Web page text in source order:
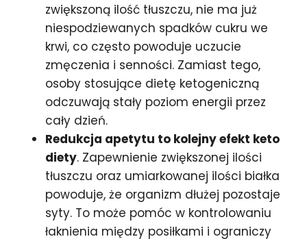
zwiększoną ilość tłuszczu, nie ma już
niespodziewanych spadków cukru we
krwi, co często powoduje uczucie
zmęczenia i senności. Zamiast tego,
osoby stosujące dietę ketogeniczną
odczuwają stały poziom energii przez
cały dzień.
Redukcja apetytu to kolejny efekt keto
diety. Zapewnienie zwiększonej ilości
tłuszczu oraz umiarkowanej ilości białka
powoduje, że organizm dłużej pozostaje
syty. To może pomóc w kontrolowaniu
łaknienia między posiłkami i ograniczy